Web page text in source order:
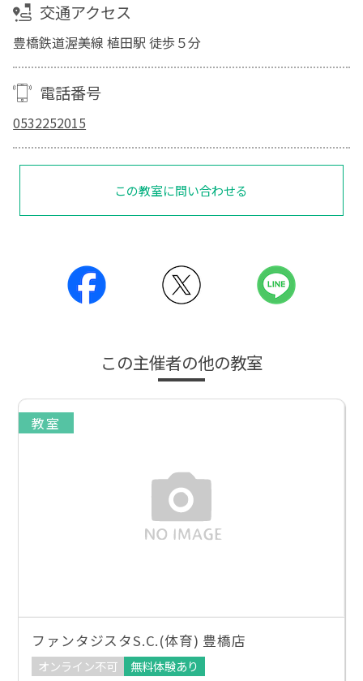
交通アクセス
豊橋鉄道渥美線 植田駅 徒歩５分
電話番号
0532252015
この教室に問い合わせる
この主催者の他の教室
教室
ファンタジスタS.C.(体育) 豊橋店
オンライン不可 無料体験あり